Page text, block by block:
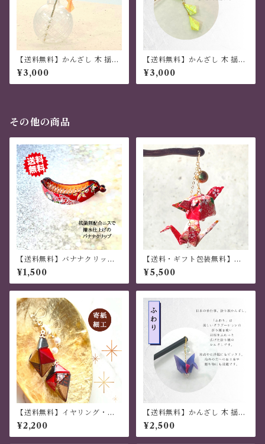
【送料無料】かんざし 木 揺れ
る 普段使い ハンドメイド 日本
伝統 折り紙 撥水仕上 職人技
オレンジ 夏祭り 花火大会 プレ
¥3,000
【送料無料】かんざし 木 揺れ
る 普段使い ハンドメイド 日本
伝統 折り紙 撥水仕上 職人技
黄色 夏祭り 花火大会 プレゼン
¥3,000
その他の商品
【送料無料】バナナクリップ
アーチ型 桜がそよ風に舞う
茶色 薄いラメ 現代千代
紙・和紙
¥1,500
【送料・ギフト包装無料】か
んざし 木 揺れる 普段使い ハ
ンドメイド 日本伝統 折り紙 撥
水仕上 職人技 赤 夏祭り 花火
¥5,500
【送料無料】イヤリング・ピ
アス 「寄紙細工」４枚組
雫型 海老茶色
¥2,200
【送料無料】かんざし 木 揺れ
る 普段使い ハンドメイド 日本
伝統 折り紙 撥水仕上 職人技
青 夏祭り 花火大会 プレゼント
¥2,500